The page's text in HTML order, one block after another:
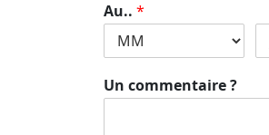
Au.. *
Un commentaire ?